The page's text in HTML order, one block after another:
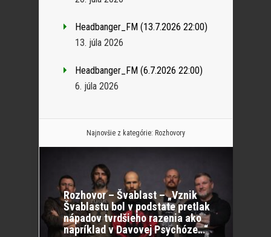
Headbanger_FM (13.7.2026 22:00)
13. júla 2026
Headbanger_FM (6.7.2026 22:00)
6. júla 2026
Najnovšie z kategórie: Rozhovory
Rozhovor – Švablast – „Vznik
Švablastu bol v podstate pretlak
nápadov tvrdšieho razenia ako
napríklad v Davovej Psychóze…“